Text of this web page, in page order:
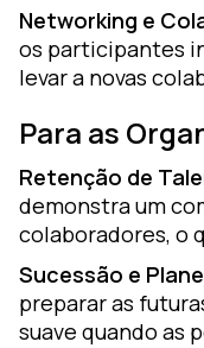
Networking e
os participantes
levar a novas
Para as
Retenção de
demonstra um
colaboradores, o
Sucessão e
preparar as
suave quando as